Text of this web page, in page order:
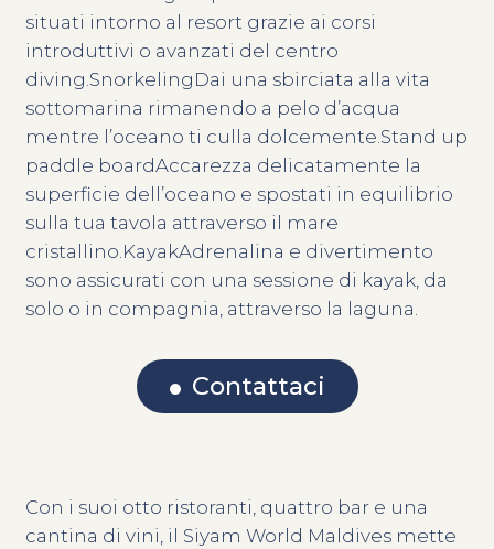
situati intorno al resort grazie ai corsi
introduttivi o avanzati del centro
diving.SnorkelingDai una sbirciata alla vita
sottomarina rimanendo a pelo d’acqua
mentre l’oceano ti culla dolcemente.Stand up
paddle boardAccarezza delicatamente la
superficie dell’oceano e spostati in equilibrio
sulla tua tavola attraverso il mare
cristallino.KayakAdrenalina e divertimento
sono assicurati con una sessione di kayak, da
solo o in compagnia, attraverso la laguna.
Contattaci
Con i suoi otto ristoranti, quattro bar e una
cantina di vini, il Siyam World Maldives mette